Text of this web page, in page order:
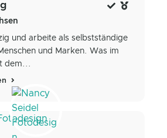
und arbeite als selbstständige
und Marken. Was im
dem...